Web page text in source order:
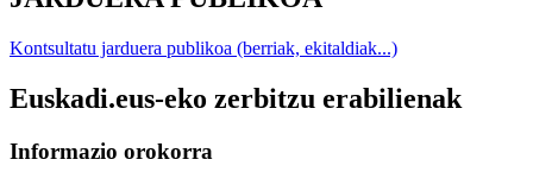
Kontsultatu jarduera publikoa (berriak, ekitaldiak...)
Euskadi.eus-eko zerbitzu erabilienak
Informazio orokorra